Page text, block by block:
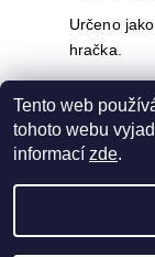
Určeno
hračka.
Přidat
2026 ©
Tento web
tohoto webu
informací zde.